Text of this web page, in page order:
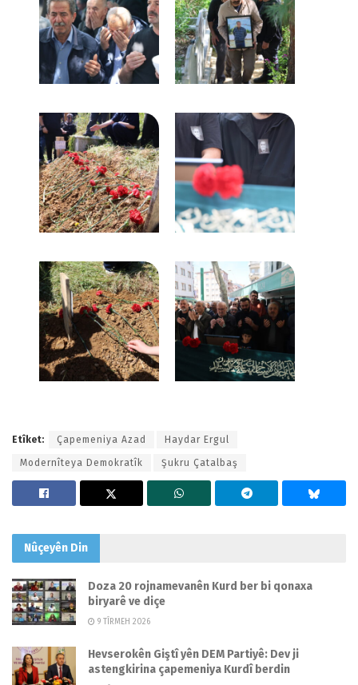
Etîket: Çapemeniya Azad Haydar Ergul
Modernîteya Demokratîk Şukru Çatalbaş
Nûçeyên Din
Doza 20 rojnamevanên Kurd ber bi qonaxa
biryarê ve diçe
9 TÎRMEH 2026
Hevserokên Giştî yên DEM Partiyê: Dev ji
astengkirina çapemeniya Kurdî berdin